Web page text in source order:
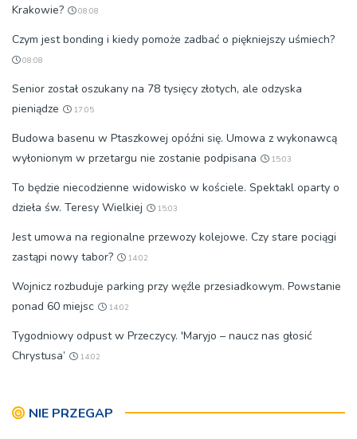
Krakowie?
08:08
Czym jest bonding i kiedy pomoże zadbać o piękniejszy uśmiech?
08:08
Senior został oszukany na 78 tysięcy złotych, ale odzyska
pieniądze
17:05
Budowa basenu w Ptaszkowej opóźni się. Umowa z wykonawcą
wyłonionym w przetargu nie zostanie podpisana
15:03
To będzie niecodzienne widowisko w kościele. Spektakl oparty o
dzieła św. Teresy Wielkiej
15:03
Jest umowa na regionalne przewozy kolejowe. Czy stare pociągi
zastąpi nowy tabor?
14:02
Wojnicz rozbuduje parking przy węźle przesiadkowym. Powstanie
ponad 60 miejsc
14:02
Tygodniowy odpust w Przeczycy. 'Maryjo – naucz nas głosić
Chrystusa’
14:02
NIE PRZEGAP